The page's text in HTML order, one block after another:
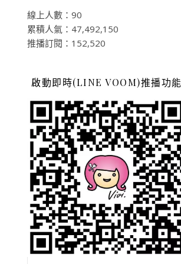
線上人數：90
累積人氣：47,492,150
推播訂閱：152,520
啟動即時(LINE VOOM)推播功能